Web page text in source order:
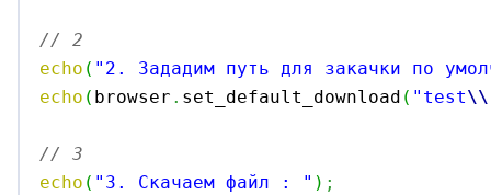
// 2
echo ( "2. Зададим путь для закачки по
echo ( browser . set_default_download ( "test\\
// 3
echo ( "3. Скачаем файл : " ) ;